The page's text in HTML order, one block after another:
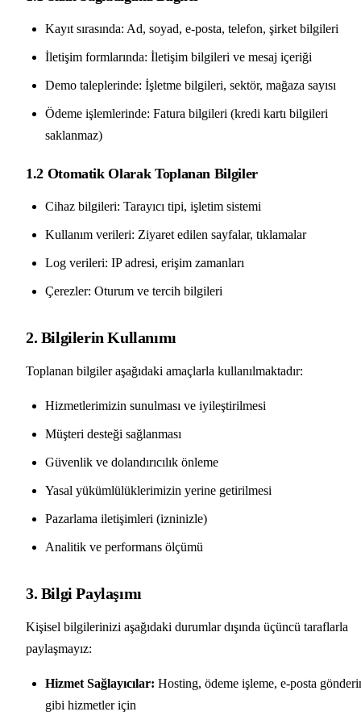
Kayıt sırasında: Ad, soyad, e-posta, telefon, şirket bilgileri
İletişim formlarında: İletişim bilgileri ve mesaj içeriği
Demo taleplerinde: İşletme bilgileri, sektör, mağaza sayısı
Ödeme işlemlerinde: Fatura bilgileri (kredi kartı bilgileri
saklanmaz)
1.2 Otomatik Olarak Toplanan Bilgiler
Cihaz bilgileri: Tarayıcı tipi, işletim sistemi
Kullanım verileri: Ziyaret edilen sayfalar, tıklamalar
Log verileri: IP adresi, erişim zamanları
Çerezler: Oturum ve tercih bilgileri
2. Bilgilerin Kullanımı
Toplanan bilgiler aşağıdaki amaçlarla kullanılmaktadır:
Hizmetlerimizin sunulması ve iyileştirilmesi
Müşteri desteği sağlanması
Güvenlik ve dolandırıcılık önleme
Yasal yükümlülüklerimizin yerine getirilmesi
Pazarlama iletişimleri (izninizle)
Analitik ve performans ölçümü
3. Bilgi Paylaşımı
Kişisel bilgilerinizi aşağıdaki durumlar dışında üçüncü taraflarla
paylaşmayız:
Hizmet Sağlayıcılar: Hosting, ödeme işleme, e-posta
gibi hizmetler için